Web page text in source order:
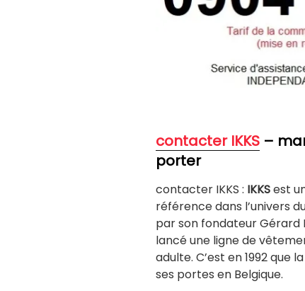
contacter IKKS –
porter
contacter IKKS : IKKSest
référence dans l’univers
par son fondateur Gérard
lancé une ligne de
adulte. C’est en 1992 que
ses portes en Belgique.